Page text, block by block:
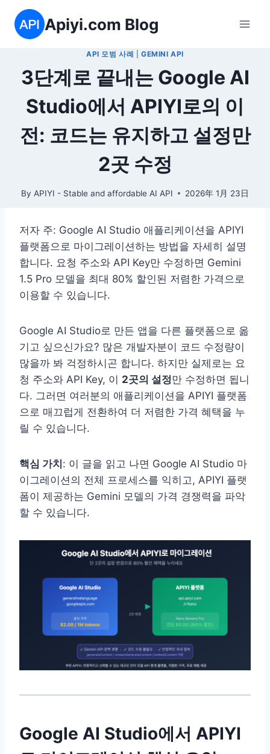
content
Apiyi.com Blog
API 모범 사례 |GEMINI API
3단계로 끝내는 Google AI
Studio에서 APIYI로의 이
전: 코드는 유지하고 설정만
2곳 수정
By APIYI - Stable and affordable AI API 2026年 1月 23日
저자 주: Google AI Studio 애플리케이션을 APIYI
플랫폼으로 마이그레이션하는 방법을 자세히 설명
합니다. 요청 주소와 API Key만 수정하면 Gemini
1.5 Pro 모델을 최대 80% 할인된 저렴한 가격으로
이용할 수 있습니다.
Google AI Studio로 만든 앱을 다른 플랫폼으로 옮
기고 싶으신가요? 많은 개발자분이 코드 수정량이
많을까 봐 걱정하시곤 합니다. 하지만 실제로는 요
청 주소와 API Key, 이 2곳의 설정만 수정하면 됩니
다. 그러면 여러분의 애플리케이션을 APIYI 플랫폼
으로 매끄럽게 전환하여 더 저렴한 가격 혜택을 누
릴 수 있습니다.
핵심 가치 : 이 글을 읽고 나면 Google AI Studio 마
이그레이션의 전체 프로세스를 익히고, APIYI 플랫
폼이 제공하는 Gemini 모델의 가격 경쟁력을 파악
할 수 있습니다.
Google AI Studio에서 APIYI